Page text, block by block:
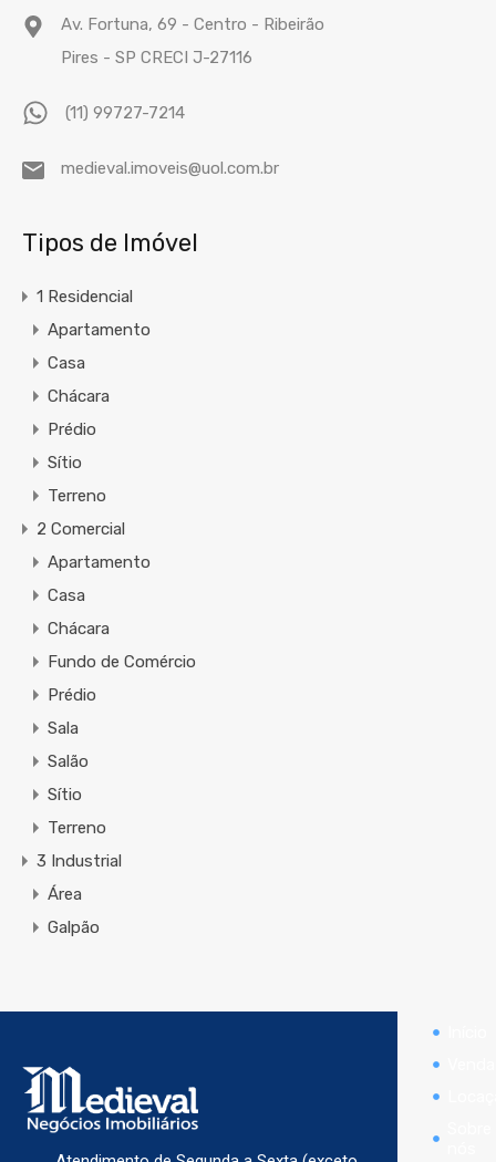
Av. Fortuna, 69 - Centro - Ribeirão
Pires - SP CRECI J-27116
(11) 99727-7214
medieval.imoveis@uol.com.br
Tipos de Imóvel
1 Residencial
Apartamento
Casa
Chácara
Prédio
Sítio
Terreno
2 Comercial
Apartamento
Casa
Chácara
Fundo de Comércio
Prédio
Sala
Salão
Sítio
Terreno
3 Industrial
Área
Galpão